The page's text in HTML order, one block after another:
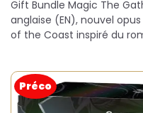
Gift Bundle Magic The
anglaise (EN), nouvel
of the Coast inspiré du
Préco